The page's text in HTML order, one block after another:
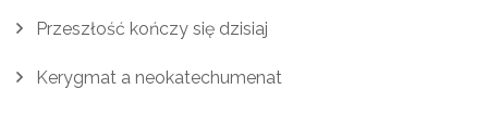
Przeszłość kończy się dzisiaj
Kerygmat a neokatechumenat